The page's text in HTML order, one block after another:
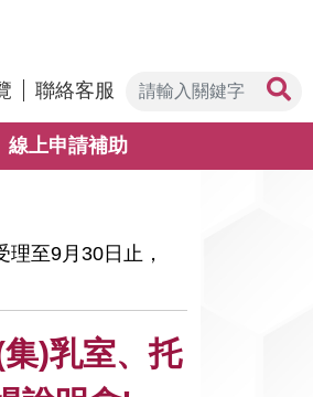
聯絡客服
線上申請補助
至9月30日止，
)乳室、托